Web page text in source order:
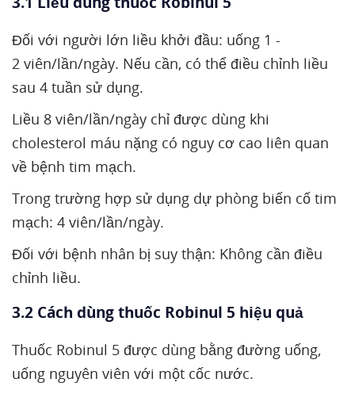
Đối với người lớn liều khởi đầu: uống 1 -
2 viên/lần/ngày. Nếu cần, có thể điều chỉnh liều
sau 4 tuần sử dụng.
Liều 8 viên/lần/ngày chỉ được dùng khi
cholesterol máu nặng có nguy cơ cao liên quan
về bệnh tim mạch.
Trong trường hợp sử dụng dự phòng biến cố tim
mạch: 4 viên/lần/ngày.
Đối với bệnh nhân bị suy thận: Không cần điều
chỉnh liều.
3.2 Cách dùng thuốc Robinul 5 hiệu quả
Thuốc Robinul 5 được dùng bằng đường uống,
uống nguyên viên với một cốc nước.